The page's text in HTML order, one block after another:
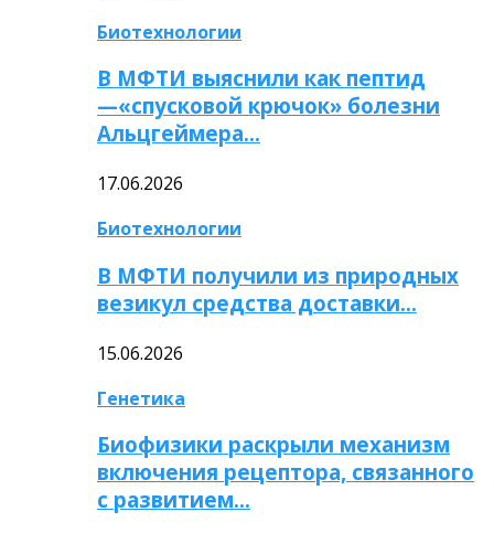
Биотехнологии
В МФТИ выяснили как пептид
—«спусковой крючок» болезни
Альцгеймера…
17.06.2026
Биотехнологии
В МФТИ получили из природных
везикул средства доставки…
15.06.2026
Генетика
Биофизики раскрыли механизм
включения рецептора, связанного
с развитием…